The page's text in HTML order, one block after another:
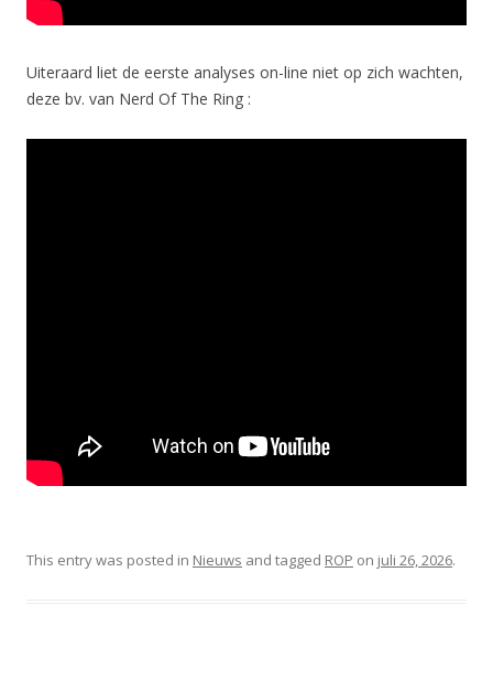
Uiteraard liet de eerste analyses on-line niet op zich wachten,
deze bv. van Nerd Of The Ring :
This entry was posted in Nieuws and tagged ROP on juli 26, 2026.